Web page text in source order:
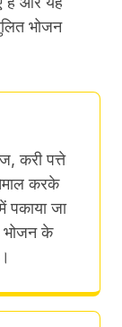
भोजन
करी पत्ते
करके
पकाया जा
भोजन के